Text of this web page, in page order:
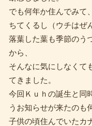
でも何年か住んでみて
ちてくるし（ウチはぜ
落葉した葉も季節のう
から、
そんなに気にしなくて
てきました。
今回Ｋｕｈの誕生と同
うお知らせが来たのも
子供の頃住んでいたカ